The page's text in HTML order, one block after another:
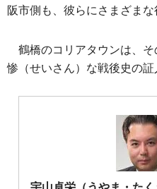
阪市側も、彼らにさまざま
鶴橋のコリアタウンは、
惨（せいさん）な戦後史の証